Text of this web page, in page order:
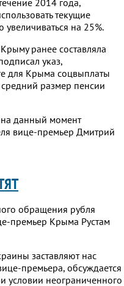
2014 года,
текущие
на 25%.
ранее составляла
указ,
для Крыма соцвыплаты
средний размер пенсии
на данный момент
вице-премьер Дмитрий
обращения рубля
премьер Крыма Рустам
заставляют нас
премьера, обсуждается
условии неограниченного